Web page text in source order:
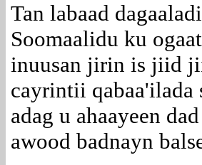
Tan labaad
Soomaalidu ku
inuusan jirin is jiid
cayrintii qabaa'ilada
adag u ahaayeen
awood badnayn